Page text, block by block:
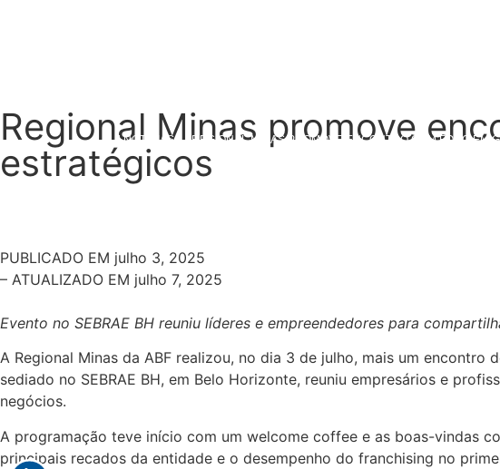
|NOTÍCIAS| REGIONAL MINAS PROMOVE ENCONTRO COM FOCO EM
Regional Minas promove
estratégicos
PUBLICADO EM julho 3, 2025
– ATUALIZADO EM julho 7, 2025
Evento no SEBRAE BH reuniu líderes e empreendedores para
A Regional Minas da ABF realizou, no dia 3 de julho, mais um
sediado no SEBRAE BH, em Belo Horizonte, reuniu empresários e
negócios.
A programação teve início com um welcome coffee e as boas-vindas
principais recados da entidade e o desempenho do franchising no